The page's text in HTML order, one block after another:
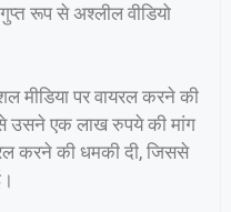
रूप से अश्लील वीडियो
मीडिया पर वायरल करने की
उसने एक लाख रुपये की मांग
करने की धमकी दी, जिससे